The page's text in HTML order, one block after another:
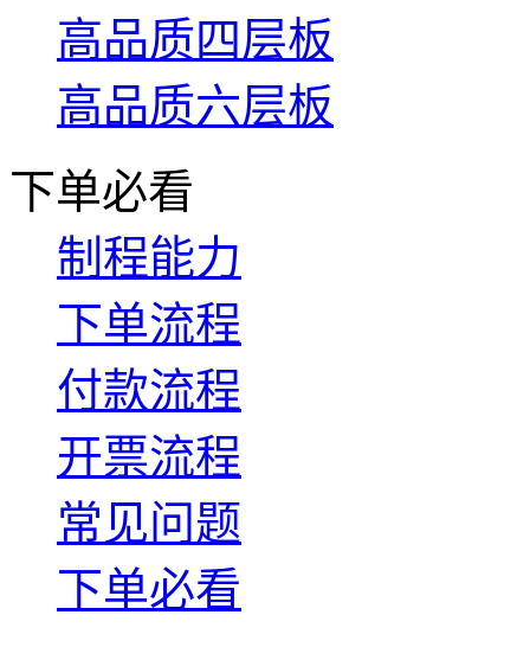
高品质四层板
高品质六层板
下单必看
制程能力
下单流程
付款流程
开票流程
常见问题
下单必看